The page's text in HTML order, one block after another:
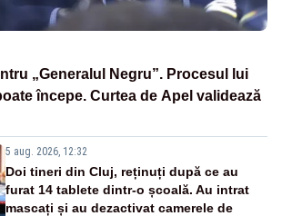
„Generalul Negru”. Procesul lui
începe. Curtea de Apel validează
5 aug. 2026, 12:32
Doi tineri din Cluj, reținuți după ce au
furat 14 tablete dintr-o școală. Au intrat
mascați și au dezactivat camerele de